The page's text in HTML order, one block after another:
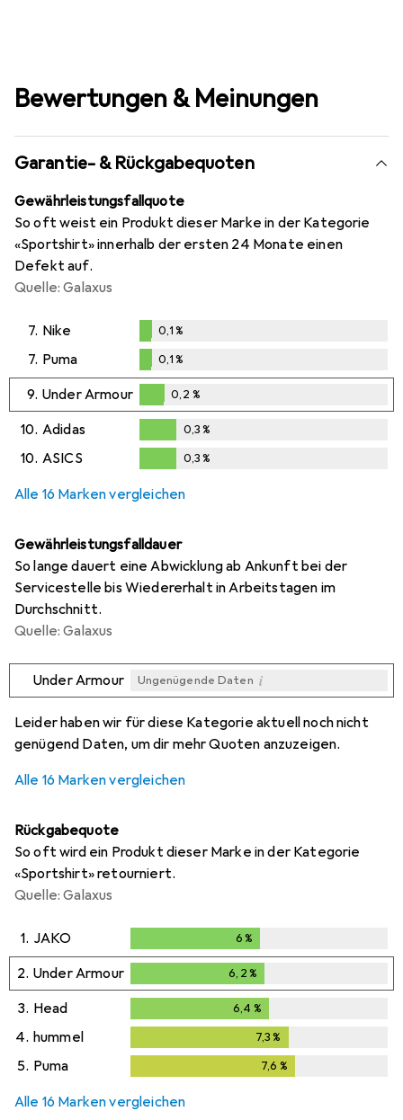
Bewertungen & Meinungen
Garantie- & Rückgabequoten
Gewährleistungsfallquote
So oft weist ein Produkt dieser Marke in der Kategorie
«Sportshirt» innerhalb der ersten 24 Monate einen
Defekt auf.
Quelle: Galaxus
7. Nike
%
0,1%
7. Puma
0,1%
0,1%
9. Under Armour
0,2%
0,2 %
10. Adidas
0,3%
0,3%
10. ASICS 0,3%
Alle 16 Marken vergleichen
Gewährleistungsfalldauer
So lange dauert eine Abwicklung ab Ankunft bei der
Servicestelle bis Wiedererhalt in Arbeitstagen im
Durchschnitt.
Quelle: Galaxus
Under Armour Ungenügende Daten i
Leider haben wir für diese Kategorie aktuell noch nicht
genügend Daten, um dir mehr Quoten anzuzeigen.
Alle 16 Marken vergleichen
Rückgabequote
So oft wird ein Produkt dieser Marke in der Kategorie
«Sportshirt» retourniert.
Quelle: Galaxus
1. JAKO 6 %
2. Under Armour 6,2 %
3. Head 6,4 %
4. hummel 7,3 %
5. Puma 7,6 %
Alle 16 Marken vergleichen